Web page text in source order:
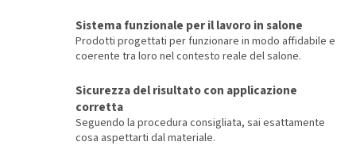
Sistema funzionale per il lavoro in salone
Prodotti progettati per funzionare in modo affidabile e
coerente tra loro nel contesto reale del salone.
Sicurezza del risultato con applicazione
corretta
Seguendo la procedura consigliata, sai esattamente
cosa aspettarti dal materiale.